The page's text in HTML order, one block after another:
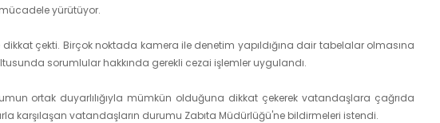
yürütüyor.
çekti. Birçok noktada kamera ile denetim yapıldığına dair tabelalar olmasına
sorumlular hakkında gerekli cezai işlemler uygulandı.
ortak duyarlılığıyla mümkün olduğuna dikkat çekerek vatandaşlara çağrıda
karşılaşan vatandaşların durumu Zabıta Müdürlüğü'ne bildirmeleri istendi.